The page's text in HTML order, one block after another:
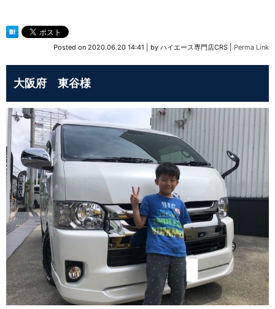
Posted on 2020.06.20 14:41 by ハイエース専門店CRS Perma Link
大阪府 東谷様